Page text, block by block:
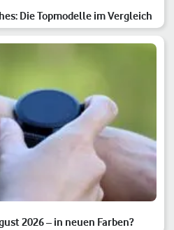
Die Topmodelle im Vergleich
2026 – in neuen Farben?